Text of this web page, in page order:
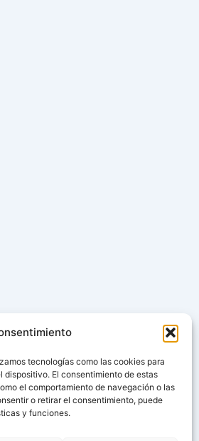
tecnologías como las cookies para
El consentimiento de estas
el comportamiento de navegación o las
o retirar el consentimiento, puede
y funciones.